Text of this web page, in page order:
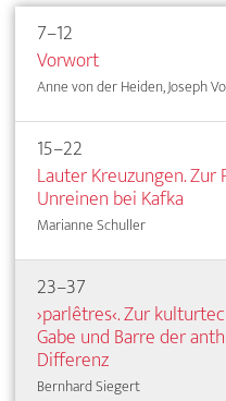
7–12
Vorwort
Anne von der Heiden, Joseph
15–22
Lauter Kreuzungen. Zur
Unreinen bei Kafka
Marianne Schuller
23–37
›parlêtres‹. Zur
Gabe und Barre der
Differenz
Bernhard Siegert